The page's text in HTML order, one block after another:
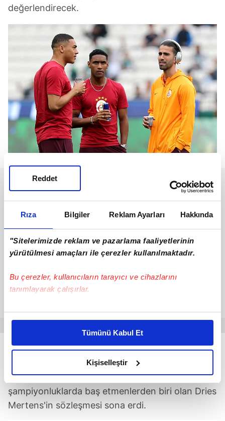
Rıza Bilgiler Reklam Ayarları Hakkında
"Sitelerimizde reklam ve pazarlama faaliyetlerinin
yürütülmesi amaçları ile çerezler kullanılmaktadır.
Bu çerezler, kullanıcıların tarayıcı ve cihazlarını
tanımlayarak çalışırlar.
Bu çerezlere izin vermeniz halinde sizlere özel
daha iyi reklam deneyimi yaşatabiliriz. Bunu yaparken
amacımızın size daha iyi bir reklam deneyimi sunmak
olduğunu ve sizlere en iyi içerikleri sunabilmek adına
elimizden gelen çabayı gösterdiğimizi ve bu noktada,
reklamların maliyetlerimizi karşılamak noktasında tek gelir
kalemimiz olduğunu sizlere hatırlatmak isteriz.
Tümünü Kabul Et
Kişiselleştir
Reddet
değerlendirecek.
MERTENS BELİRSİZ
Galatasaray'da son iki sezonda kazanılan
şampiyonluklarda baş etmenlerden biri olan Dries
Mertens'in sözleşmesi sona erdi.